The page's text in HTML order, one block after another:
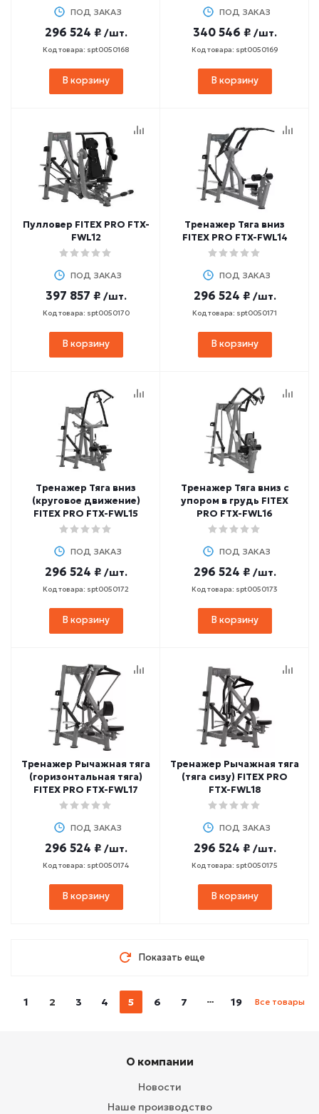
ПОД ЗАКАЗ
296 524 ₽ /шт.
Код товара: spt0050168
В корзину
ПОД ЗАКАЗ
340 546 ₽ /шт.
Код товара: spt0050169
В корзину
Пулловер FITEX PRO FTX-
FWL12
ПОД ЗАКАЗ
397 857 ₽ /шт.
Код товара: spt0050170
В корзину
Тренажер Тяга вниз
FITEX PRO FTX-FWL14
ПОД ЗАКАЗ
296 524 ₽ /шт.
Код товара: spt0050171
В корзину
Тренажер Тяга вниз
(круговое движение)
FITEX PRO FTX-FWL15
ПОД ЗАКАЗ
296 524 ₽ /шт.
Код товара: spt0050172
В корзину
Тренажер Тяга вниз с
упором в грудь FITEX
PRO FTX-FWL16
ПОД ЗАКАЗ
296 524 ₽ /шт.
Код товара: spt0050173
В корзину
Тренажер Рычажная тяга
(горизонтальная тяга)
FITEX PRO FTX-FWL17
ПОД ЗАКАЗ
296 524 ₽ /шт.
Код товара: spt0050174
В корзину
Тренажер Рычажная тяга
(тяга сизу) FITEX PRO
FTX-FWL18
ПОД ЗАКАЗ
296 524 ₽ /шт.
Код товара: spt0050175
В корзину
Показать еще
1 2 3 4 5 6 7 19 Все товары
О компании
Новости
Наше производство